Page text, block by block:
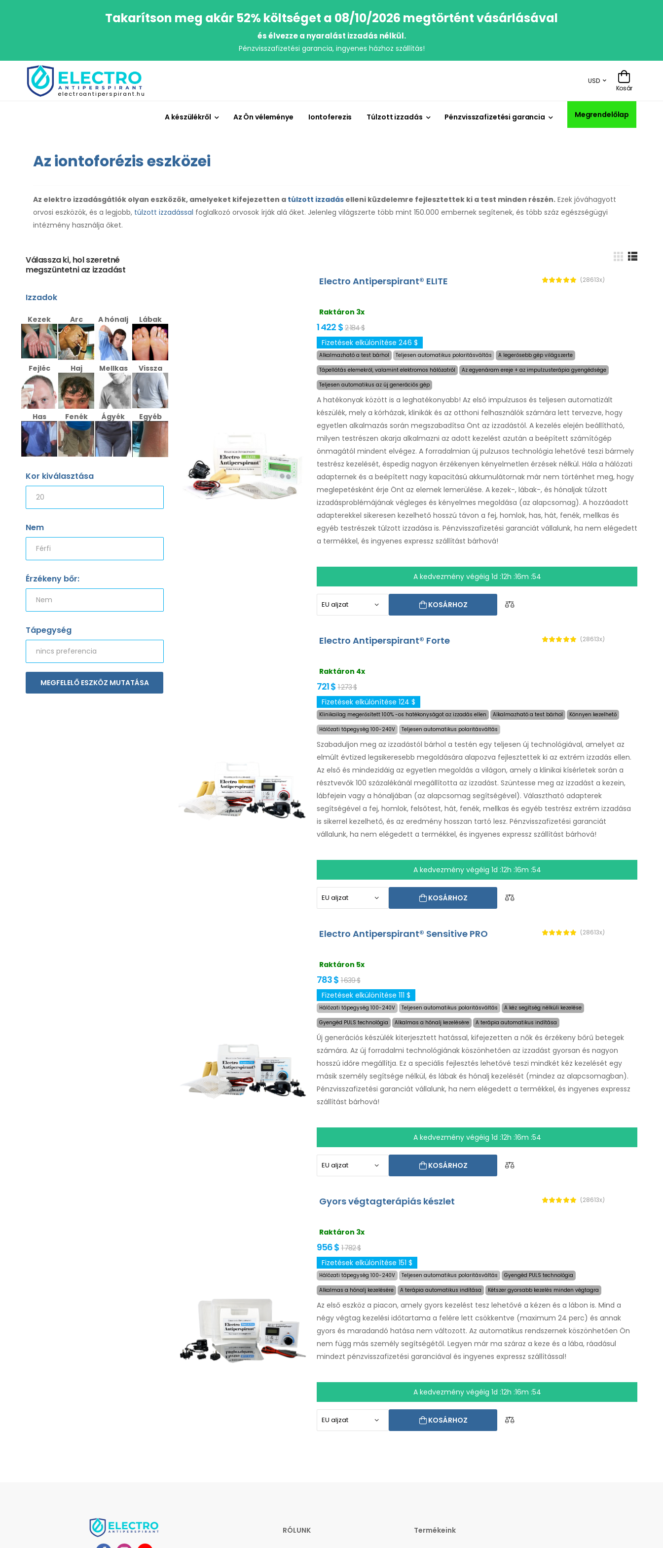
Takarítson meg akár 52% költséget a 08/10/2026 megtörtént vásárlásával
és élvezze a nyaralást izzadás nélkül.
Pénzvisszafizetési garancia, ingyenes házhoz szállítás!
electroantiperspirant.hu
USD
Kosár
A készülékről Az Ön véleménye Iontoferezis Túlzott izzadás Pénzvisszafizetési garancia Megrendelőlap
Az iontoforézis eszközei
Az elektro izzadásgátlók olyan eszközök, amelyeket kifejezetten a túlzott izzadás elleni küzdelemre fejlesztettek ki a test minden részén. Ezek jóváhagyott
orvosi eszközök, és a legjobb, túlzott izzadással foglalkozó orvosok írják alá őket. Jelenleg világszerte több mint 150.000 embernek segítenek, és több száz egészségügyi
intézmény használja őket.
Válassza ki, hol szeretné
megszüntetni az izzadást
Izzadok
Kezek Arc A hónalj Lábak
Fejléc Haj Mellkas Vissza
Has Fenék Ágyék Egyéb
Kor kiválasztása
Nem
Érzékeny bőr:
Tápegység
MEGFELELŐ ESZKÖZ MUTATÁSA
Electro Antiperspirant® ELITE (28613x)
Raktáron 3x
1 422 $ 2 184 $
Fizetések elkülönítése 246 $
Alkalmazható a test bárhol Teljesen automatikus polaritásváltás
A legerősebb gép világszerte
Tápellátás elemekről, valamint elektromos hálózatról
Az egyenáram ereje + az impulzusterápia gyengédsége
Teljesen automatikus az új generációs gép
A hatékonyak között is a leghatékonyabb! Az első impulzusos és teljesen automatizált
készülék, mely a kórházak, klinikák és az otthoni felhasználók számára lett tervezve, hogy
egyetlen alkalmazás során megszabadítsa Önt az izzadástól. A kezelés elején beállítható,
milyen testrészen akarja alkalmazni az adott kezelést azután a beépített számítógép
önmagától mindent elvégez. A forradalmian új pulzusos technológia lehetővé teszi bármely
testrész kezelését, éspedig nagyon érzékenyen kényelmetlen érzések nélkül. Hála a hálózati
adapternek és a beépített nagy kapacitású akkumulátornak már nem történhet meg, hogy
meglepetésként érje Önt az elemek lemerülése. A kezek-, lábak-, és hónaljak túlzott
izzadásproblémájának végleges és kényelmes megoldása (az alapcsomag). A hozzáadott
adapterekkel sikeresen kezelhető hosszú távon a fej, homlok, has, hát, fenék, mellkas és
egyéb testrészek túlzott izzadása is. Pénzvisszafizetési garanciát vállalunk, ha nem elégedett
a termékkel, és ingyenes expressz szállítást bárhová!
A kedvezmény végéig 1d :12h :16m :54
KOSÁRHOZ
Electro Antiperspirant® Forte (28613x)
Raktáron 4x
721 $ 1 273 $
Fizetések elkülönítése 124 $
Klinikailag megerősített 100% -os hatékonyságot az izzadás ellen Alkalmazható a test bárhol
Könnyen kezelhető
Hálózati tápegység 100-240V
Teljesen automatikus polaritásváltás
Szabaduljon meg az izzadástól bárhol a testén egy teljesen új technológiával, amelyet az
elmúlt évtized legsikeresebb megoldására alapozva fejlesztettek ki az extrém izzadás ellen.
Az első és mindezidáig az egyetlen megoldás a világon, amely a klinikai kísérletek során a
résztvevők 100 százalékánál megállította az izzadást. Szüntesse meg az izzadást a kezein,
lábfejein vagy a hónaljában (az alapcsomag segítségével). Választható adapterek
segítségével a fej, homlok, felsőtest, hát, fenék, mellkas és egyéb testrész extrém izzadása
is sikerrel kezelhető, és az eredmény hosszan tartó lesz. Pénzvisszafizetési garanciát
vállalunk, ha nem elégedett a termékkel, és ingyenes expressz szállítást bárhová!
A kedvezmény végéig 1d :12h :16m :54
KOSÁRHOZ
Electro Antiperspirant® Sensitive PRO (28613x)
Raktáron 5x
783 $ 1 639 $
Fizetések elkülönítése 111 $
Hálózati tápegység 100-240V Teljesen automatikus polaritásváltás
A kéz segítség nélküli kezelése
Gyengéd PULS technológia
Alkalmas a hónalj kezelésére A terápia automatikus indítása
Új generációs készülék kiterjesztett hatással, kifejezetten a nők és érzékeny bőrű betegek
számára. Az új forradalmi technológiának köszönhetően az izzadást gyorsan és nagyon
hosszú időre megállítja. Ez a speciális fejlesztés lehetővé teszi mindkét kéz kezelését egy
másik személy segítsége nélkül, és lábak és hónalj kezelését (mindez az alapcsomagban).
Pénzvisszafizetési garanciát vállalunk, ha nem elégedett a termékkel, és ingyenes expressz
szállítást bárhová!
A kedvezmény végéig 1d :12h :16m :54
KOSÁRHOZ
Gyors végtagterápiás készlet (28613x)
Raktáron 3x
956 $ 1 782 $
Fizetések elkülönítése 151 $
Hálózati tápegység 100-240V Teljesen automatikus polaritásváltás
Gyengéd PULS technológia
Alkalmas a hónalj kezelésére
A terápia automatikus indítása Kétszer gyorsabb kezelés minden végtagra
Az első eszköz a piacon, amely gyors kezelést tesz lehetővé a kézen és a lábon is. Mind a
négy végtag kezelési időtartama a felére lett csökkentve (maximum 24 perc) és annak
gyors és maradandó hatása nem változott. Az automatikus rendszernek köszönhetően Ön
nem függ más személy segítségétől. Legyen már ma száraz a keze és a lába, ráadásul
mindezt pénzvisszafizetési garanciával és ingyenes expressz szállítással!
A kedvezmény végéig 1d :12h :16m :54
KOSÁRHOZ
RÓLUNK Termékeink